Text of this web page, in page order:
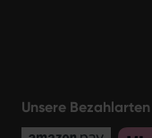
Unsere Bezahlarten